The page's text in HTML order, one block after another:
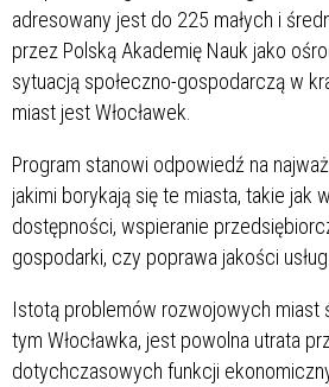
adresowany jest do 225 małych i
przez Polską Akademię Nauk jako
sytuacją społeczno-gospodarczą w
miast jest Włocławek.
Program stanowi odpowiedź na
jakimi borykają się te miasta, takie jak
dostępności, wspieranie
gospodarki, czy poprawa jakości
Istotą problemów rozwojowych miast
tym Włocławka, jest powolna utrata
dotychczasowych funkcji